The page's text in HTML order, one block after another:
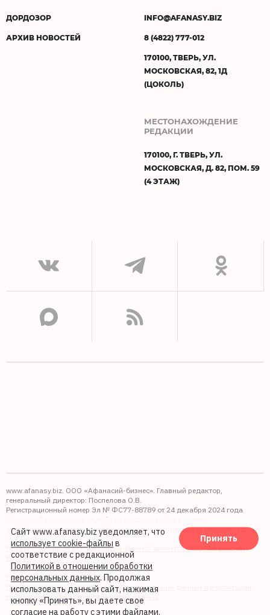
ДОРДОЗОР
АРХИВ НОВОСТЕЙ
INFO@AFANASY.BIZ
8 (4822) 777-012
170100, ТВЕРЬ, УЛ.
МОСКОВСКАЯ, 82, 1Д
(ЦОКОЛЬ)
МЕСТОНАХОЖДЕНИЕ
РЕДАКЦИИ
170100, Г. ТВЕРЬ, УЛ.
МОСКОВСКАЯ, Д. 82, ПОМ. 59
(4 ЭТАЖ)
www.afanasy.biz. ООО «Афанасий-бизнес». Главный редактор,
генеральный директор: Поспелова О.В.
Регистрационный номер Эл № ФС77-88789 от 24 декабря 2024 года
Выдано: Федеральная служба по надзору в сфере связи,
информационных технологий и массовых коммуникаций (Роскомнадзор).
Правопреемником АО "Афанасий-бизнес" является ООО "Афанасий-
бизнес"
Политика обработки файлов cookie
Политика в отношении обработки персональных данных и реализации
требований к защите персональных данных
Сайт www.afanasy.biz уведомляет, что
использует cookie-файлы в
соответствие с редакционной
Политикой в отношении обработки
персональных данных. Продолжая
использовать данный сайт, нажимая
кнопку «Принять», вы даете свое
согласие на работу с этими файлами.
Принять